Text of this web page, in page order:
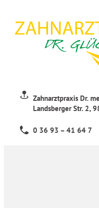
Zahnarztpraxis Dr.
Landsberger Str. 2,
0 36 93 – 41 64 7